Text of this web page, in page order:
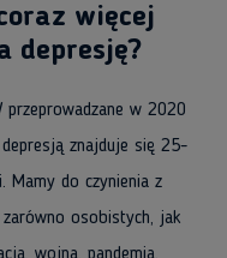
więcej
depresję?
przeprowadzane w 2020
znajduje się 25-
Mamy do czynienia z
osobistych, jak